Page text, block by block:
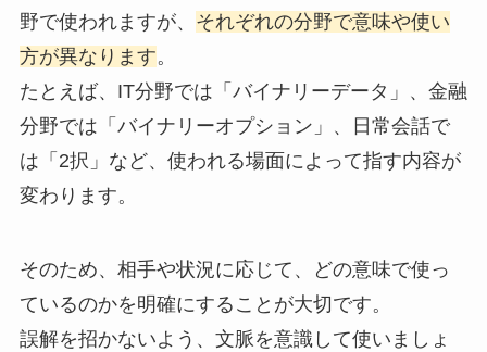
野で使われますが、 それぞれの分野で意味や使い
方が異なります。
たとえば、IT分野では「バイナリーデータ」、金融
分野では「バイナリーオプション」、日常会話で
は「2択」など、使われる場面によって指す内容が
変わります。
そのため、相手や状況に応じて、どの意味で使っ
ているのかを明確にすることが大切です。
誤解を招かないよう、文脈を意識して使いましょ